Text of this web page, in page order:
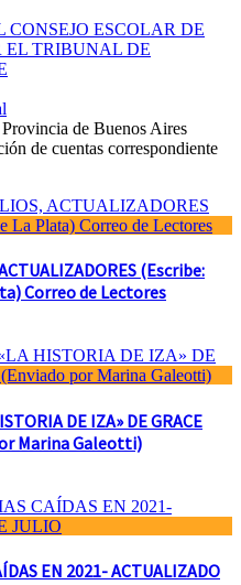
ESCOLAR DE
EL TRIBUNAL DE
de Buenos Aires
de cuentas correspondiente
(Escribe:
Correo de Lectores
DE IZA» DE GRACE
Marina Galeotti)
EN 2021- ACTUALIZADO